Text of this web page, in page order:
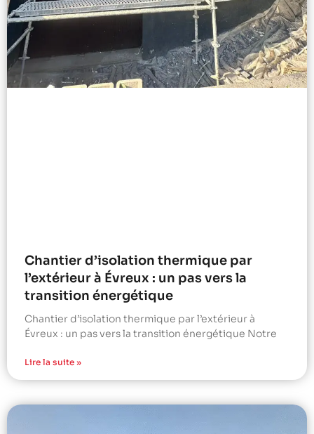
Chantier d’isolation thermique par
l’extérieur à Évreux : un pas vers la
transition énergétique
Chantier d’isolation thermique par l’extérieur à
Évreux : un pas vers la transition énergétique Notre
Lire la suite »